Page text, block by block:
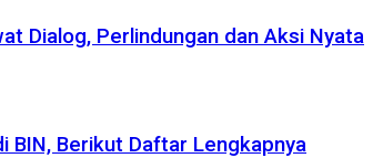
Dialog, Perlindungan dan Aksi Nyata
BIN, Berikut Daftar Lengkapnya